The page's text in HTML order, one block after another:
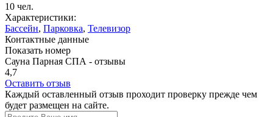
10 чел.
Характеристики:
Бассейн, Парковка, Телевизор
Контактные данные
Показать номер
Сауна Парная СПА - отзывы
4,7
Оставить отзыв
Каждый оставленный отзыв проходит проверку прежде чем
будет размещен на сайте.